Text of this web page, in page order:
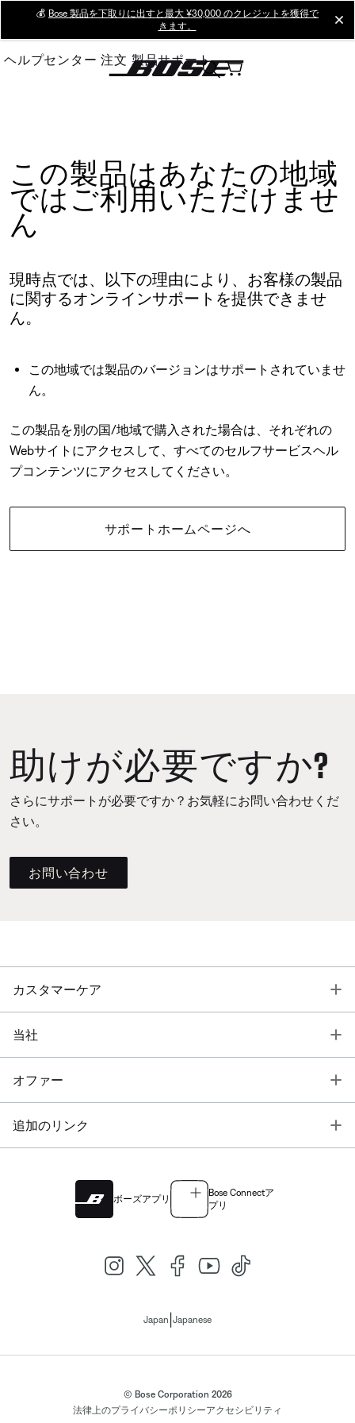
Main
💰 Bose 製品を下取りに出すと最大 ¥30,000 のクレジットを獲得で
きます。
ヘルプセンター 注文 製品サポート
この製品はあなたの地域
ではご利用いただけませ
ん
現時点では、以下の理由により、お客様の製品
に関するオンラインサポートを提供できませ
ん。
この地域では製品のバージョンはサポートされていませ
ん。
この製品を別の国/地域で購入された場合は、それぞれの
Webサイトにアクセスして、すべてのセルフサービスヘル
プコンテンツにアクセスしてください。
サポートホームページへ
助けが必要ですか?
さらにサポートが必要ですか？お気軽にお問い合わせくだ
さい。
お問い合わせ
カスタマーケア
当社
オファー
追加のリンク
ボーズアプリ
Bose Connectア
プリ
Japan Japanese
© Bose Corporation 2026
法律上のプライバシーポリシーアクセシビリティ